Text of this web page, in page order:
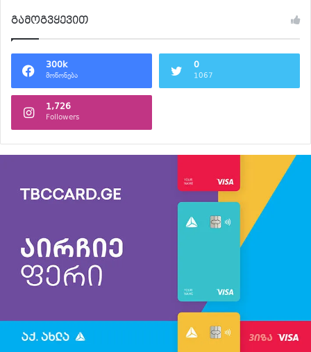
გამოგვყევით
300k
მოწონება
0
1067
1,726
Followers